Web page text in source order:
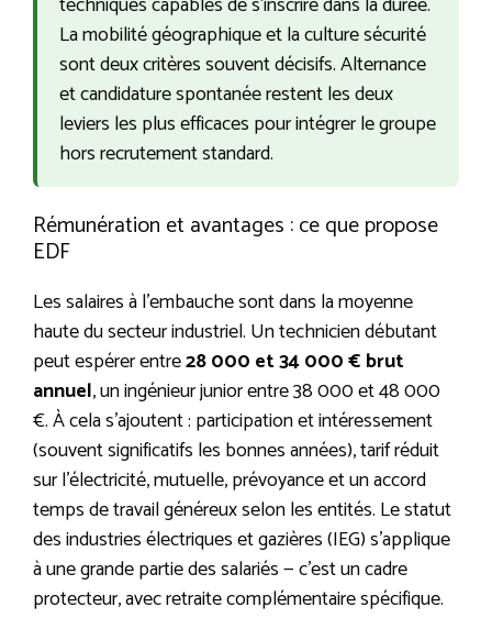
La mobilité géographique et la culture sécurité
sont deux critères souvent décisifs. Alternance
et candidature spontanée restent les deux
leviers les plus efficaces pour intégrer le groupe
hors recrutement standard.
Rémunération et avantages : ce que propose
EDF
Les salaires à l’embauche sont dans la moyenne
haute du secteur industriel. Un technicien débutant
peut espérer entre28 000 et 34 000 € brut
annuel, un ingénieur junior entre 38 000 et 48 000
€. À cela s’ajoutent : participation et intéressement
(souvent significatifs les bonnes années), tarif réduit
sur l’électricité, mutuelle, prévoyance et un accord
temps de travail généreux selon les entités. Le statut
des industries électriques et gazières (IEG) s’applique
à une grande partie des salariés — c’est un cadre
protecteur, avec retraite complémentaire spécifique.